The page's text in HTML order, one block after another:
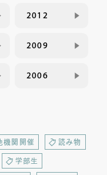
2012
2009
2006
機関開催 読み物
学部生